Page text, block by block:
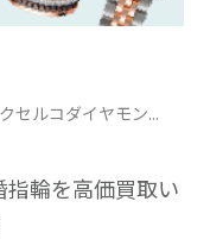
セルコダイヤモン...
輪を高価買取い